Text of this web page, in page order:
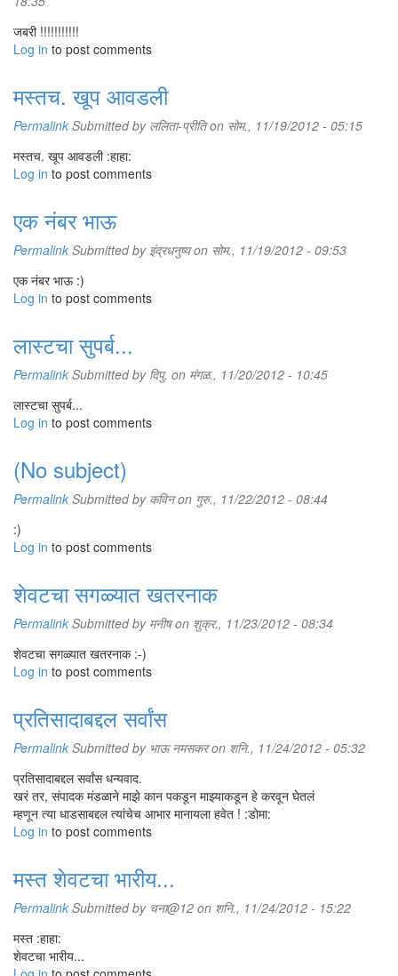
जबरी !!!!!!!!!!!
Log in to post comments
मस्तच. खूप आवडली
Permalink Submitted by ललिता-प्रीतिon सोम., 11/19/2012 - 05:15
मस्तच. खूप आवडली :हाहा:
Log in to post comments
एक नंबर भाऊ
Permalink Submitted by इंद्रधनुष्यon सोम., 11/19/2012 - 09:53
एक नंबर भाऊ :)
Log in to post comments
लास्टचा सुपर्ब...
Permalink Submitted by दिपु. on मंगळ., 11/20/2012 - 10:45
लास्टचा सुपर्ब...
Log in to post comments
(No subject)
Permalink Submitted by कविनon गुरु., 11/22/2012 - 08:44
:)
Log in to post comments
शेवटचा सगळ्यात खतरनाक
Permalink Submitted by मनीषon शुक्र., 11/23/2012 - 08:34
शेवटचा सगळ्यात खतरनाक :-)
Log in to post comments
प्रतिसादाबद्दल सर्वांस
Permalink Submitted by भाऊ नमसकरon शनि., 11/24/2012 - 05:32
प्रतिसादाबद्दल सर्वांस धन्यवाद.
खरं तर, संपादक मंडळाने माझे कान पकडून माझ्याकडून हे करवून घेतलं
म्हणून त्या धाडसाबद्दल त्यांचेच आभार मानायला हवेत ! :डोमा:
Log in to post comments
मस्त शेवटचा भारीय...
Permalink Submitted by चना@12 on शनि., 11/24/2012 - 15:22
मस्त :हाहा:
शेवटचा भारीय...